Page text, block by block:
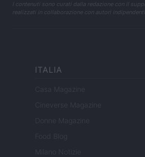
I contenuti sono curati dalla redazione con il
realizzati in collaborazione con autori
ITALIA
Casa Magazine
Cineverse Magazine
Donne Magazine
Food Blog
Milano Notizie